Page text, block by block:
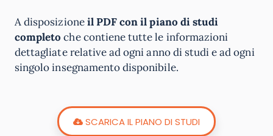
A disposizioneil PDF con il piano di studi
completo che contiene tutte le informazioni
dettagliate relative ad ogni anno di studi e ad ogni
singolo insegnamento disponibile.
SCARICA IL PIANO DI STUDI